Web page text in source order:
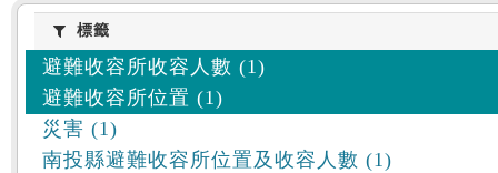
標籤標籤
避難收容所收容人數 (1)
避難收容所位置 (1)
災害 (1)
南投縣避難收容所位置及收容人數 (1)